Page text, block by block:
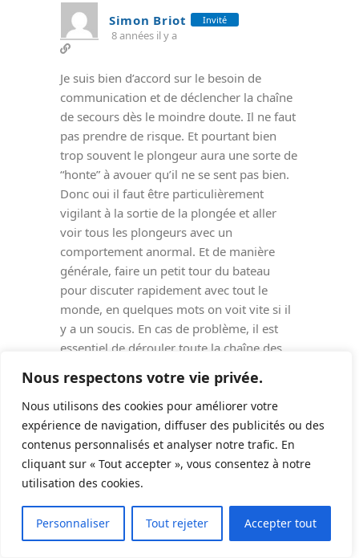
Nous respectons votre vie privée.
Nous utilisons des cookies pour améliorer votre
expérience de navigation, diffuser des publicités ou des
contenus personnalisés et analyser notre trafic. En
cliquant sur « Tout accepter », vous consentez à notre
utilisation des cookies.
Personnaliser Tout rejeter Accepter tout
Simon Briot Invité
8 années il y a
Je suis bien d’accord sur le besoin de
communication et de déclencher la chaîne
de secours dès le moindre doute. Il ne faut
pas prendre de risque. Et pourtant bien
trop souvent le plongeur aura une sorte de
“honte” à avouer qu’il ne se sent pas bien.
Donc oui il faut être particulièrement
vigilant à la sortie de la plongée et aller
voir tous les plongeurs avec un
comportement anormal. Et de manière
générale, faire un petit tour du bateau
pour discuter rapidement avec tout le
monde, en quelques mots on voit vite si il
y a un soucis. En cas de problème, il est
essentiel de dérouler toute la chaîne des
minutes et arrêter parce que les
symptômes disparaissent…
Autre point qui me semble également
important, le plongeur a besoin de
plonger… Et en cas d’accident il aura une
interdiction de plonger temporaire, ou des
accepter…